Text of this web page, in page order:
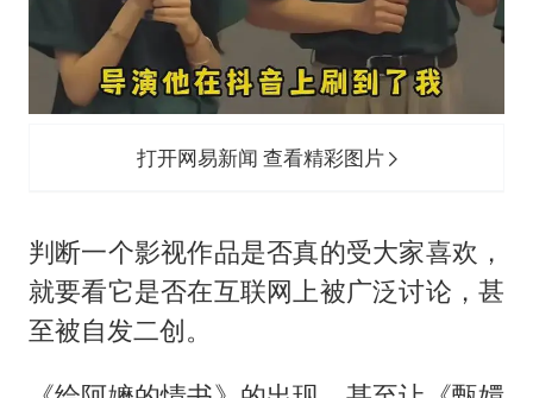
打开网易新闻 查看精彩图片
判断一个影视作品是否真的受大家喜欢，
就要看它是否在互联网上被广泛讨论，甚
至被自发二创。